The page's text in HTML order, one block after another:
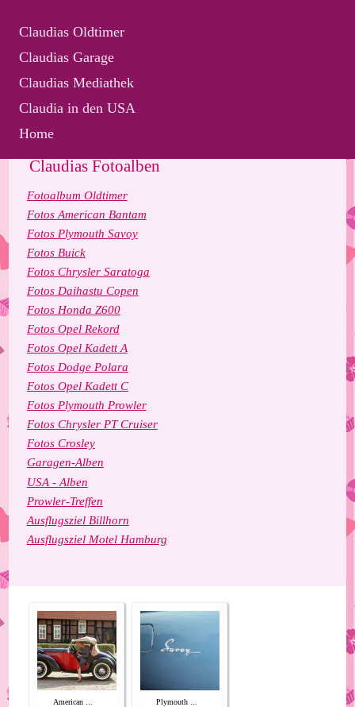
Claudias Oldtimer
Claudias Garage
Claudias Mediathek
Claudia in den USA
Home
Claudias Fotoalben
Fotoalbum Oldtimer
Fotos American Bantam
Fotos Plymouth Savoy
Fotos Buick
Fotos Chrysler Saratoga
Fotos Daihastu Copen
Fotos Honda Z600
Fotos Opel Rekord
Fotos Opel Kadett A
Fotos Dodge Polara
Fotos Opel Kadett C
Fotos Plymouth Prowler
Fotos Chrysler PT Cruiser
Fotos Crosley
Garagen-Alben
USA - Alben
Prowler-Treffen
Ausflugsziel Billhorn
Ausflugsziel Motel Hamburg
American ... Plymouth ...